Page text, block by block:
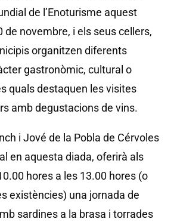
de l’Enoturisme aquest
de novembre, i els seus cellers,
organitzen diferents
gastronòmic, cultural o
quals destaquen les visites
amb degustacions de vins.
i Jové de la Pobla de Cérvoles
en aquesta diada, oferirà als
hores a les 13.00 hores (o
existències) una jornada de
sardines a la brasa i torrades